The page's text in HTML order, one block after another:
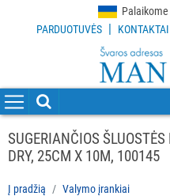
Palaikome
PARDUOTUVĖS | KONTAKTAI
VALYMO
PRIEMONĖS
VALYMO
SUGERIANČIOS
DRY, 25CM X 10M, 100145
Į pradžią
Valymo įrankiai